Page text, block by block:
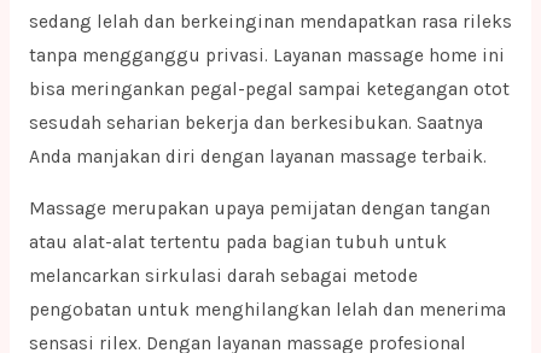
sedang lelah dan berkeinginan mendapatkan rasa rileks
tanpa mengganggu privasi. Layanan massage home ini
bisa meringankan pegal-pegal sampai ketegangan otot
sesudah seharian bekerja dan berkesibukan. Saatnya
Anda manjakan diri dengan layanan massage terbaik.
Massage merupakan upaya pemijatan dengan tangan
atau alat-alat tertentu pada bagian tubuh untuk
melancarkan sirkulasi darah sebagai metode
pengobatan untuk menghilangkan lelah dan menerima
sensasi rilex. Dengan layanan massage profesional